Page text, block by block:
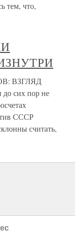
тем, что,
ВЗГЛЯД
сих пор не
СССР
считать,